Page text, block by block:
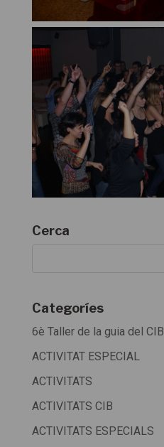
Cerca
Categoríes
6è Taller de la guia del CIB
ACTIVITAT ESPECIAL
ACTIVITATS
ACTIVITATS CIB
ACTIVITATS ESPECIALS